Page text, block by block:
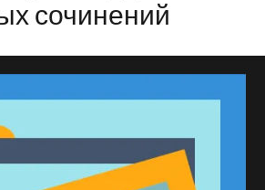
сочинений